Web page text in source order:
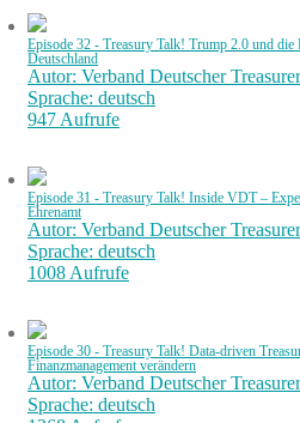
Episode 32 - Treasury Talk! Trump 2.0 und die
Deutschland
Autor: Verband Deutscher
Sprache: deutsch
947 Aufrufe
Episode 31 - Treasury Talk! Inside VDT –
Ehrenamt
Autor: Verband Deutscher
Sprache: deutsch
1008 Aufrufe
Episode 30 - Treasury Talk! Data-driven
Finanzmanagement verändern
Autor: Verband Deutscher
Sprache: deutsch